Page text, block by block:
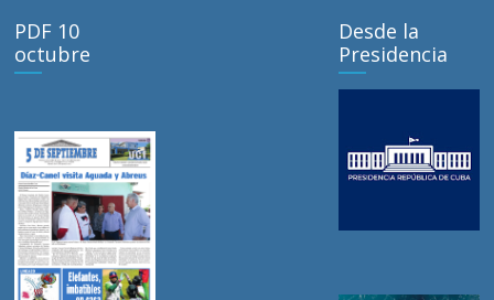
PDF 10
octubre
Desde la
Presidencia